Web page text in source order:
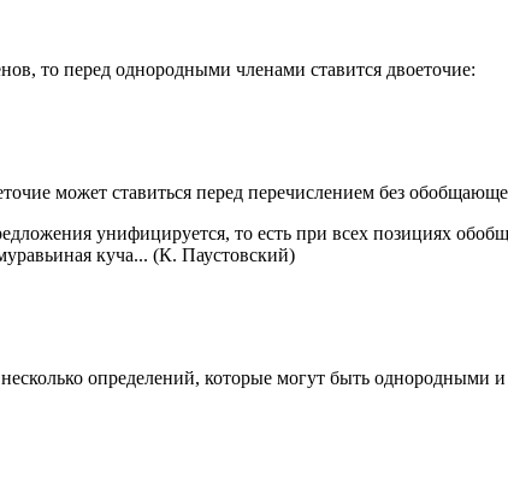
то перед однородными членами ставится двоеточие:
может ставиться перед перечислением без
унифицируется, то есть при всех позициях
куча... (К. Паустовский)
определений, которые могут быть однородными